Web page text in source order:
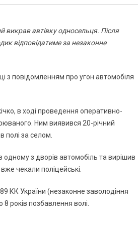
викрав автівку односельця. Після
відповідатиме за незаконне
з повідомленням про угон автомобіля
в ході проведення оперативно-
Ним виявився 20-річний
за селом.
одному з дворів автомобіль та вирішив
чекали поліцейські.
КК України (незаконне заволодіння
років позбавлення волі.